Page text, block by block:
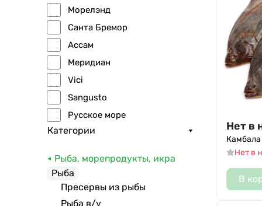
Морелэнд
Санта Бремор
Ассам
Меридиан
Vici
Sangusto
Русское море
Балтийский берег
РыбШоп
FishBergen
Вектор
Категории
Рыба, морепродукты, икра
Рыба
Пресервы из рыбы
Рыба в/у
Нет в
Нет в
В